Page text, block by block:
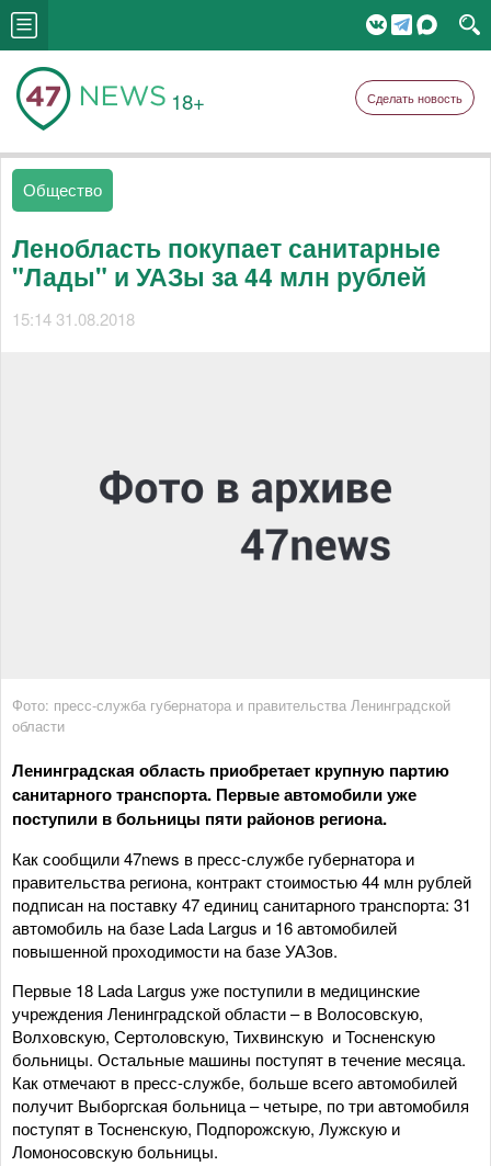
18+ Сделать новость
Общество
Ленобласть покупает санитарные
"Лады" и УАЗы за 44 млн рублей
15:14 31.08.2018
Фото: пресс-служба губернатора и правительства Ленинградской
области
Ленинградская область приобретает крупную партию
санитарного транспорта. Первые автомобили уже
поступили в больницы пяти районов региона.
Как сообщили 47news в пресс-службе губернатора и
правительства региона, контракт стоимостью 44 млн рублей
подписан на поставку 47 единиц санитарного транспорта: 31
автомобиль на базе Lada Largus и 16 автомобилей
повышенной проходимости на базе УАЗов.
Первые 18 Lada Largus уже поступили в медицинские
учреждения Ленинградской области – в Волосовскую,
Волховскую, Сертоловскую, Тихвинскую и Тосненскую
больницы. Остальные машины поступят в течение месяца.
Как отмечают в пресс-службе, больше всего автомобилей
получит Выборгская больница – четыре, по три автомобиля
поступят в Тосненскую, Подпорожскую, Лужскую и
Ломоносовскую больницы.